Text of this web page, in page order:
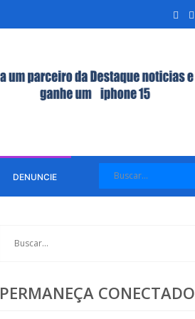
DENUNCIE
PERMANEÇA CONECTADO